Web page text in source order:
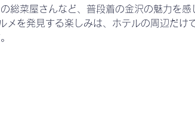
総菜屋さんなど、普段着の金沢の魅力を感
を発見する楽しみは、ホテルの周辺だけ